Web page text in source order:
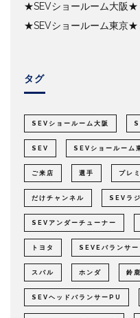
★SEVショールーム大阪★
★SEVショールーム東京★
タグ
SEVショールーム大阪
SEV SEVショールーム
ご来店 選手 プレ
だけチャンネル SEVラ
SEVアンダーチューナー
トヨタ SEVEバランサー
スバル ホンダ 鈴
SEVヘッドバランサーPU